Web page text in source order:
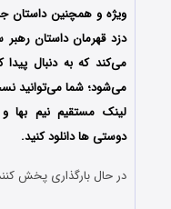
ویژه و همچنین داستان
دزد قهرمان داستان رهبر
می‌کند که به دنبال
می‌شود؛ شما می‌توانید
لینک مستقیم نیم بها
دوستی ها دانلود کنید.
در حال بارگذاری پخش